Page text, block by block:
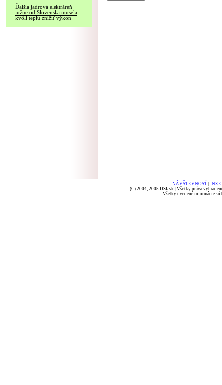
Ďalšia jadrová elektráreň
južne od Slovenska musela
kvôli teplu znížiť výkon
NÁVŠTEVNOSŤ
(C) 2004, 2005 DSL.sk | Všetky práva
Všetky uvedené informácie sú